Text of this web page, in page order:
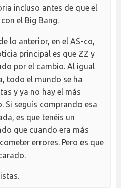
incluso antes de que el
el Big Bang.
lo anterior, en el AS-co,
principal es que ZZ y
por el cambio. Al igual
todo el mundo se ha
y ya no hay el más
Si seguís comprando esa
es que tenéis un
que cuando era más
errores. Pero es que